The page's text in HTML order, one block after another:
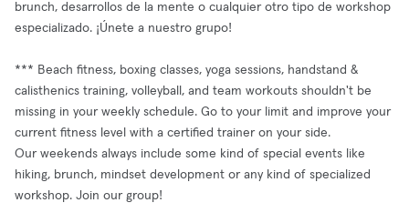
brunch, desarrollos de la mente o cualquier otro tipo de workshop
especializado. ¡Únete a nuestro grupo!
*** Beach fitness, boxing classes, yoga sessions, handstand &
calisthenics training, volleyball, and team workouts shouldn't be
missing in your weekly schedule. Go to your limit and improve your
current fitness level with a certified trainer on your side.
Our weekends always include some kind of special events like
hiking, brunch, mindset development or any kind of specialized
workshop. Join our group!